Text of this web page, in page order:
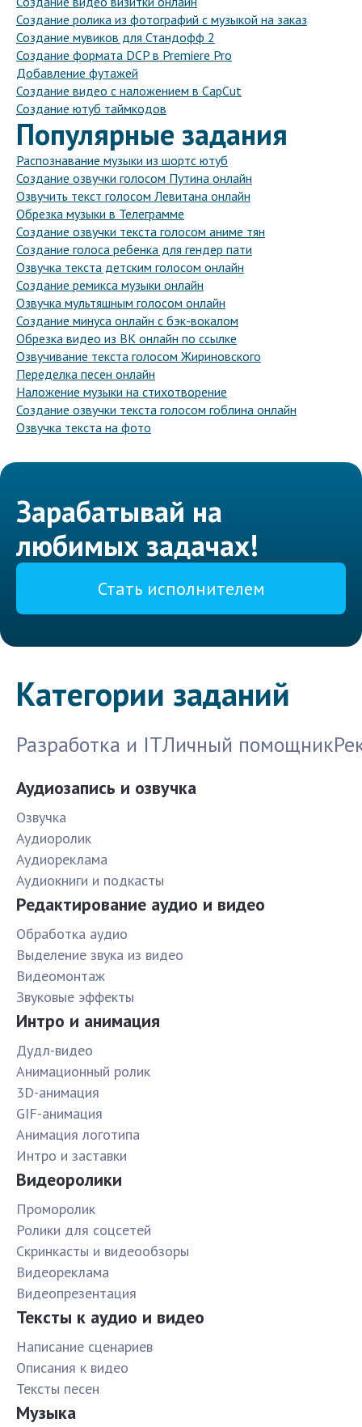
Создание ролика из фотографий с музыкой на заказ
Создание мувиков для Стандофф 2
Создание формата DCP в Premiere Pro
Добавление футажей
Создание видео с наложением в CapCut
Создание ютуб таймкодов
Популярные задания
Распознавание музыки из шортс ютуб
Создание озвучки голосом Путина онлайн
Озвучить текст голосом Левитана онлайн
Обрезка музыки в Телеграмме
Создание озвучки текста голосом аниме тян
Создание голоса ребенка для гендер пати
Озвучка текста детским голосом онлайн
Создание ремикса музыки онлайн
Озвучка мультяшным голосом онлайн
Создание минуса онлайн с бэк-вокалом
Обрезка видео из ВК онлайн по ссылке
Озвучивание текста голосом Жириновского
Переделка песен онлайн
Наложение музыки на стихотворение
Создание озвучки текста голосом гоблина онлайн
Озвучка текста на фото
Зарабатывай на
любимых задачах!
Стать исполнителем
Категории заданий
Разработка и ITЛичный помощник
Аудиозапись и озвучка
Озвучка
Аудиоролик
Аудиореклама
Аудиокниги и подкасты
Редактирование аудио и видео
Обработка аудио
Выделение звука из видео
Видеомонтаж
Звуковые эффекты
Интро и анимация
Дудл-видео
Анимационный ролик
3D-анимация
GIF-анимация
Анимация логотипа
Интро и заставки
Видеоролики
Проморолик
Ролики для соцсетей
Скринкасты и видеообзоры
Видеореклама
Видеопрезентация
Тексты к аудио и видео
Написание сценариев
Описания к видео
Тексты песен
Музыка